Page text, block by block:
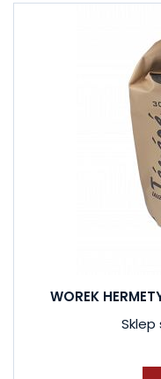
WOREK
Sklep